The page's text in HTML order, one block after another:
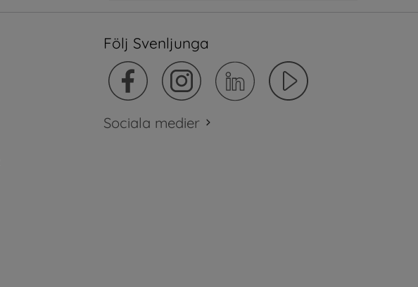
Följ Svenljunga
Sociala medier